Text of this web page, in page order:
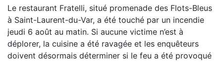
Le restaurant Fratelli, situé promenade des Flots-Bleus
à Saint-Laurent-du-Var, a été touché par un incendie
jeudi 6 août au matin. Si aucune victime n’est à
déplorer, la cuisine a été ravagée et les enquêteurs
doivent désormais déterminer si le feu a été provoqué